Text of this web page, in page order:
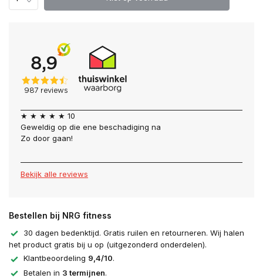
★ ★ ★ ★ ★ 10
Geweldig op die ene beschadiging na
Zo door gaan!
Bekijk alle reviews
Bestellen bij NRG fitness
30 dagen bedenktijd. Gratis ruilen en retourneren. Wij halen
het product gratis bij u op (uitgezonderd onderdelen).
Klantbeoordeling 9,4/10.
Betalen in 3 termijnen.